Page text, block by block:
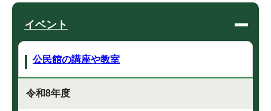
イベント
公民館の講座や教室
令和8年度